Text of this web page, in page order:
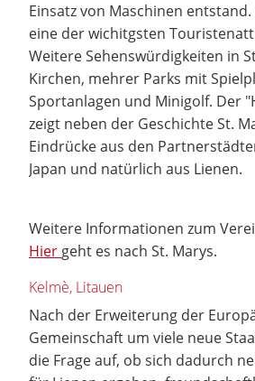
Einsatz von Maschinen
eine der wichitgsten
Weitere Sehenswürdigkeiten in
Kirchen, mehrer Parks mit
Sportanlagen und Minigolf. Der
zeigt neben der Geschichte St.
Eindrücke aus den
Japan und natürlich aus Lienen.
Weitere Informationen zum
Hier geht es nach St. Marys.
Kelmè, Litauen
Nach der Erweiterung der
Gemeinschaft um viele neue
die Frage auf, ob sich dadurch